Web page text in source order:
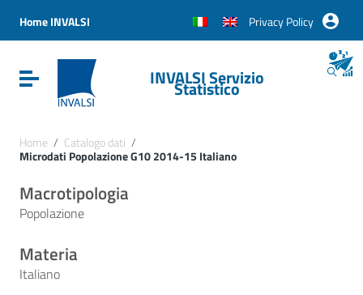
Vai al menu di navigazione
Vai al footer
Home INVALSI Privacy Policy
Attiva / disattiva la navigazioneINVALSI Servizio
Statistico
Home / Catalogo dati /
Microdati Popolazione G10 2014-15 Italiano
Macrotipologia
Popolazione
Materia
Italiano